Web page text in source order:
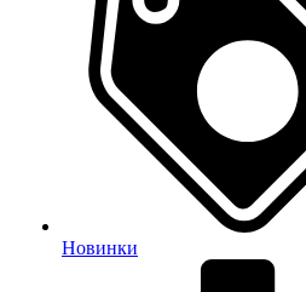
Новинки